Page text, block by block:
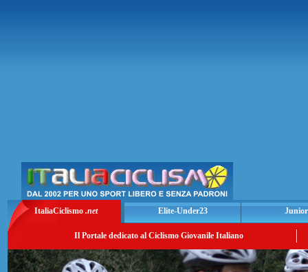
ItaliaCiclismo .net Elite-Under23
Il Portale dedicato al Ciclismo Giovanile Italiano